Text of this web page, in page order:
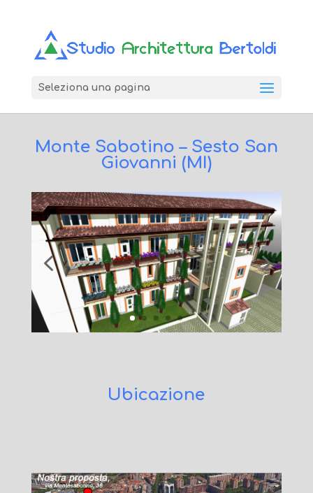
Seleziona una pagina
Monte Sabotino – Sesto San
Giovanni (MI)
Ubicazione